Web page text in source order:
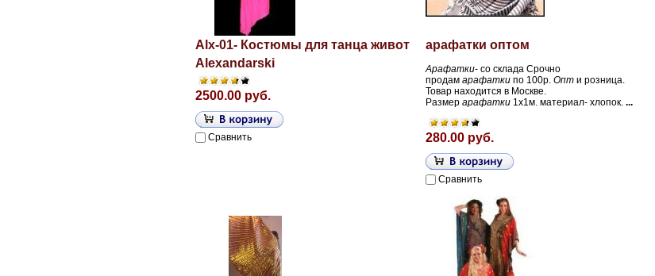
Alx-01- Костюмы для танца живот
Alexandarski
2500.00 руб.
Сравнить
арафатки оптом
Арафатки- со склада Срочно
продам арафатки по 100р. Опт и розница.
Товар находится в Москве.
Размер арафатки 1х1м. материал- хлопок. ...
280.00 руб.
Сравнить